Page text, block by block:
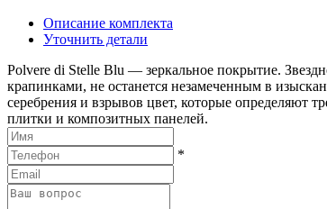
Описание комплекта
Уточнить детали
Polvere di Stelle Blu — зеркальное покрытие.
крапинками, не останется незамеченным в
серебрения и взрывов цвет, которые определяют
плитки и композитных панелей.
*